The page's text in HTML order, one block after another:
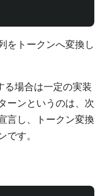
をトークンへ変換し
場合は一定の実装
ーンというのは、次
言し、トークン変換
す。